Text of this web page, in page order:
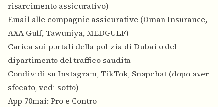
risarcimento assicurativo)
Email alle compagnie assicurative (Oman Insurance,
AXA Gulf, Tawuniya, MEDGULF)
Carica sui portali della polizia di Dubai o del
dipartimento del traffico saudita
Condividi su Instagram, TikTok, Snapchat (dopo aver
sfocato, vedi sotto)
App 70mai: Pro e Contro